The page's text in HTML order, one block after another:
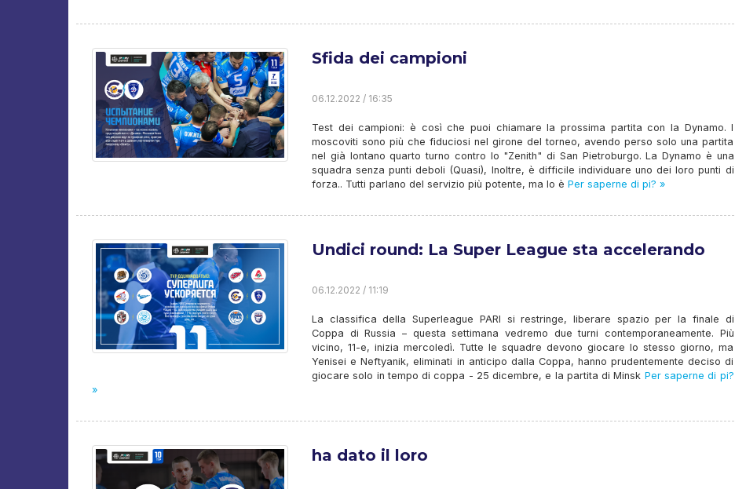
Sfida dei campioni
06.12.2022 / 16:35
Test dei campioni: è così che puoi chiamare la prossima partita con la Dynamo. I
moscoviti sono più che fiduciosi nel girone del torneo, avendo perso solo una partita
nel già lontano quarto turno contro lo "Zenith" di San Pietroburgo. La Dynamo è una
squadra senza punti deboli (Quasi), Inoltre, è difficile individuare uno dei loro punti di
forza.. Tutti parlano del servizio più potente, ma lo è Per saperne di pi? »
Undici round: La Super League sta accelerando
06.12.2022 / 11:19
La classifica della Superleague PARI si restringe, liberare spazio per la finale di
Coppa di Russia – questa settimana vedremo due turni contemporaneamente. Più
vicino, 11-e, inizia mercoledì. Tutte le squadre devono giocare lo stesso giorno, ma
Yenisei e Neftyanik, eliminati in anticipo dalla Coppa, hanno prudentemente deciso di
giocare solo in tempo di coppa - 25 dicembre, e la partita di Minsk Per saperne di pi?
»
ha dato il loro